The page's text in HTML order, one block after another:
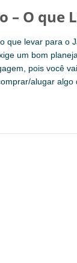
– O que
que levar para o
um bom
pois você
alugar algo